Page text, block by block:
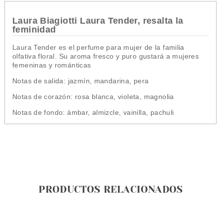
Laura Biagiotti Laura Tender, resalta la
feminidad
Laura Tender es el perfume para mujer de la familia
olfativa floral. Su aroma fresco y puro gustará a mujeres
femeninas y románticas
Notas de salida: jazmín, mandarina, pera
Notas de corazón: rosa blanca, violeta, magnolia
Notas de fondo: ámbar, almizcle, vainilla, pachuli
PRODUCTOS RELACIONADOS